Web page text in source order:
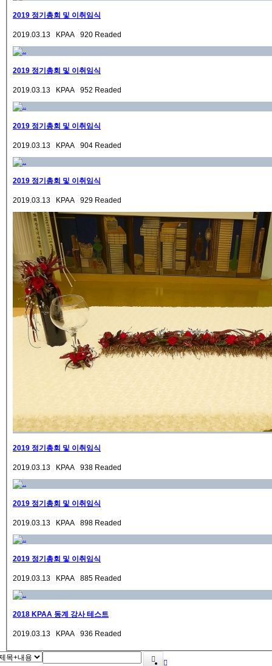
2019 정기총회 및 이취임식
2019.03.13 KPAA 920 Readed
2019 정기총회 및 이취임식
2019.03.13 KPAA 952 Readed
2019 정기총회 및 이취임식
2019.03.13 KPAA 904 Readed
2019 정기총회 및 이취임식
2019.03.13 KPAA 929 Readed
2019 정기총회 및 이취임식
2019.03.13 KPAA 938 Readed
2019 정기총회 및 이취임식
2019.03.13 KPAA 898 Readed
2019 정기총회 및 이취임식
2019.03.13 KPAA 885 Readed
2018 KPAA 동계 강사 테스트
2019.03.13 KPAA 936 Readed